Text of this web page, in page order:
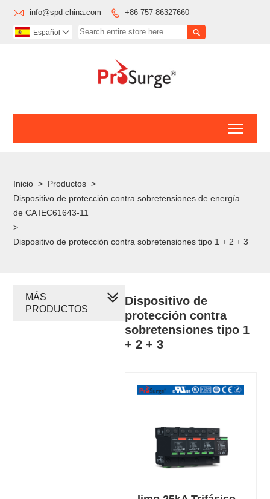
 info@spd-china.com  +86-757-86327660

Español 
Inicio > Productos >
Dispositivo de protección contra sobretensiones de energía
de CA IEC61643-11
>
Dispositivo de protección contra sobretensiones tipo 1 + 2 + 3
Dispositivo de
protección contra
sobretensiones tipo 1
+ 2 + 3
MÁS
PRODUCTOS